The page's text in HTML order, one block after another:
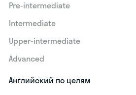
Pre-intermediate
Intermediate
Upper-intermediate
Advanced
Английский по целям